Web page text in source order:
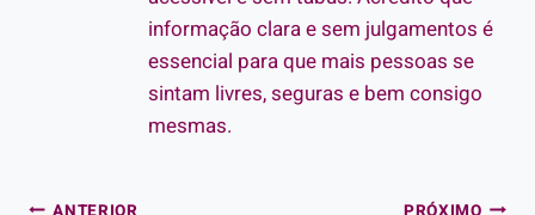
informação clara e sem julgamentos é
essencial para que mais pessoas se
sintam livres, seguras e bem consigo
mesmas.